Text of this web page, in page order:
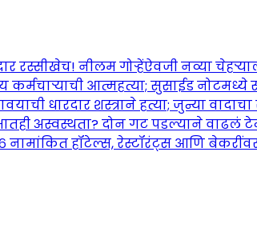
नीलम गोऱ्हेंऐवजी नव्या
कर्मचाऱ्याची आत्महत्या; सुसाईड
धारदार शस्त्राने हत्या; जुन्या
अस्वस्थता? दोन गट पडल्याने वाढलं
हॉटेल्स, रेस्टॉरंट्स आणि